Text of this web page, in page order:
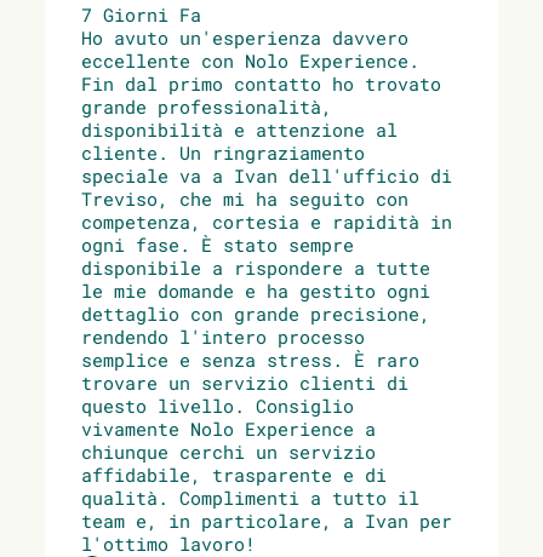
7 Giorni Fa
Ho avuto un'esperienza davvero
eccellente con Nolo Experience.
Fin dal primo contatto ho trovato
grande professionalità,
disponibilità e attenzione al
cliente. Un ringraziamento
speciale va a Ivan dell'ufficio di
Treviso, che mi ha seguito con
competenza, cortesia e rapidità in
ogni fase. È stato sempre
disponibile a rispondere a tutte
le mie domande e ha gestito ogni
dettaglio con grande precisione,
rendendo l'intero processo
semplice e senza stress. È raro
trovare un servizio clienti di
questo livello. Consiglio
vivamente Nolo Experience a
chiunque cerchi un servizio
affidabile, trasparente e di
qualità. Complimenti a tutto il
team e, in particolare, a Ivan per
l'ottimo lavoro!